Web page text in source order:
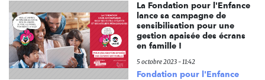
La Fondation pour l'Enfance
lance sa campagne de
sensibilisation pour une
gestion apaisée des écrans
en famille !
5 octobre 2023 - 11:42
Fondation pour l'Enfance